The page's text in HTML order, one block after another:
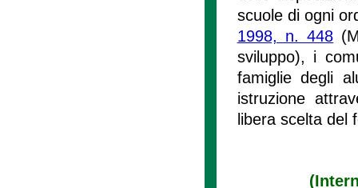
scuole di ogni
1998, n. 448
sviluppo), i
famiglie degli
istruzione
libera scelta del